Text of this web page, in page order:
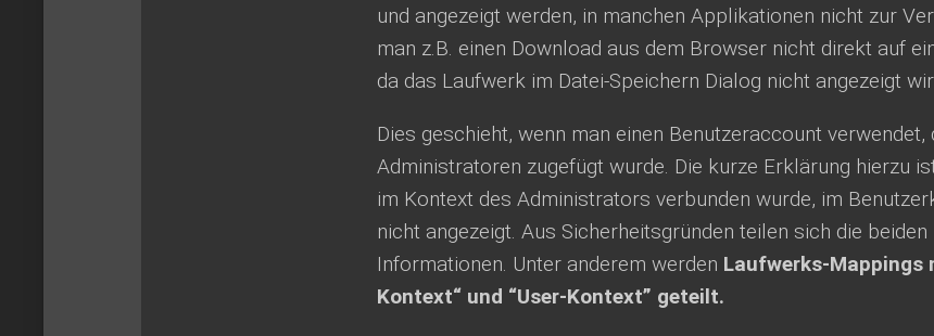
und angezeigt werden, in manchen Applikationen nicht zur
man z.B. einen Download aus dem Browser nicht direkt auf
da das Laufwerk im Datei-Speichern Dialog nicht angezeigt
Dies geschieht, wenn man einen Benutzeraccount
Administratoren zugefügt wurde. Die kurze Erklärung hierzu
im Kontext des Administrators verbunden wurde, im
nicht angezeigt. Aus Sicherheitsgründen teilen sich die
Informationen. Unter anderem werden Laufwerks-Mappings
Kontext“ und “User-Kontext” geteilt.